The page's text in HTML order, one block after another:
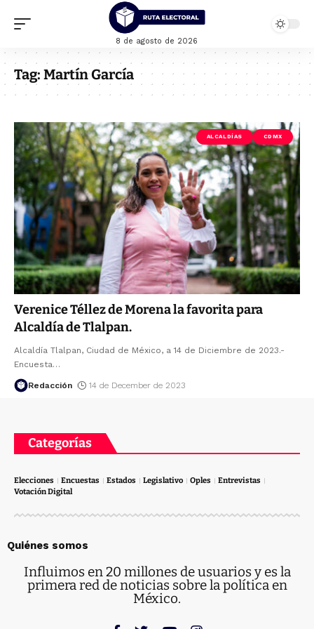
8 de agosto de 2026
Tag: Martín García
ALCALDÍAS CDMX
Verenice Téllez de Morena la favorita para
Alcaldía de Tlalpan.
Alcaldía Tlalpan, Ciudad de México, a 14 de Diciembre de 2023.-
Encuesta…
Redacción 14 de December de 2023
Categorías
Elecciones Encuestas Estados Legislativo Oples
Entrevistas
Votación Digital
Quiénes somos
Influimos en 20 millones de usuarios y es la
primera red de noticias sobre la política en
México.